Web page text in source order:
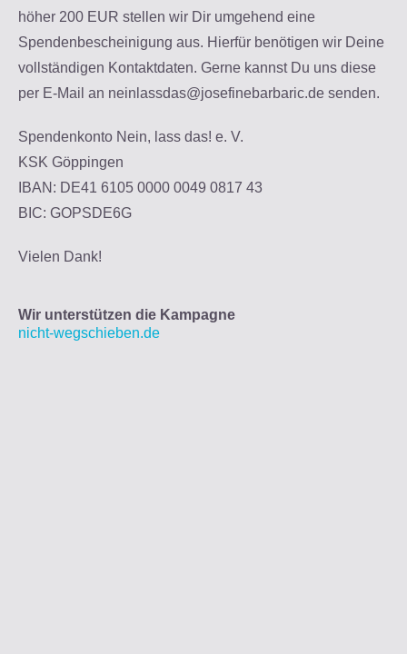
höher 200 EUR stellen wir Dir umgehend eine
Spendenbescheinigung aus. Hierfür benötigen wir Deine
vollständigen Kontaktdaten. Gerne kannst Du uns diese
per E-Mail an neinlassdas@josefinebarbaric.de senden.
Spendenkonto Nein, lass das! e. V.
KSK Göppingen
IBAN: DE41 6105 0000 0049 0817 43
BIC: GOPSDE6G
Vielen Dank!
Wir unterstützen die Kampagne
nicht-wegschieben.de